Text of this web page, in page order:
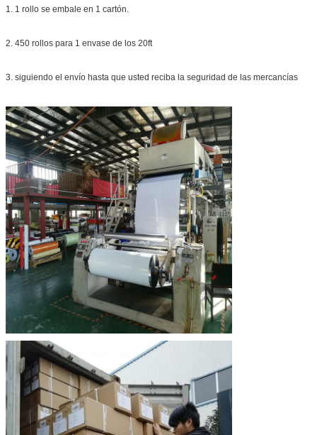
1. 1 rollo se embale en 1 cartón.
2. 450 rollos para 1 envase de los 20ft
3. siguiendo el envío hasta que usted reciba la seguridad de las mercancías